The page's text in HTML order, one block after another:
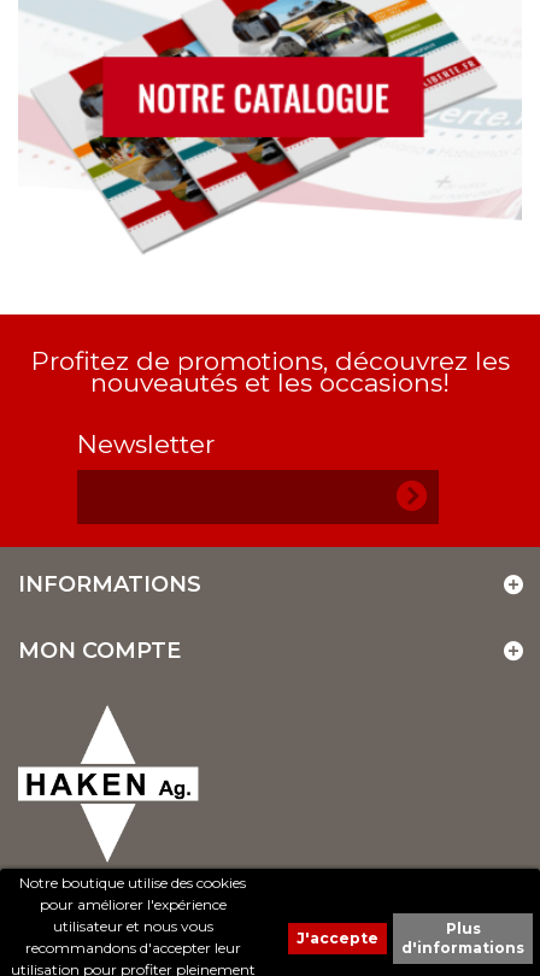
Notre boutique utilise des cookies
pour améliorer l'expérience
utilisateur et nous vous
recommandons d'accepter leur
utilisation pour profiter pleinement
Plus
d'informations
Profitez de promotions, découvrez les
nouveautés et les occasions!
Newsletter
INFORMATIONS
MON COMPTE
© 2017 - Cheval Liberté. Tous droits réservés.